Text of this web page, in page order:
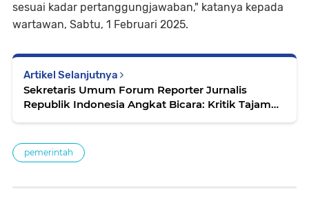
sesuai kadar pertanggungjawaban," katanya kepada
wartawan, Sabtu, 1 Februari 2025.
Artikel Selanjutnya
Sekretaris Umum Forum Reporter Jurnalis
Republik Indonesia Angkat Bicara: Kritik Tajam
pemerintah